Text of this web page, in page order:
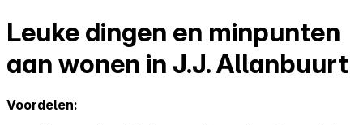
Leuke dingen en minpunten
aan wonen in J.J. Allanbuurt
Voordelen: